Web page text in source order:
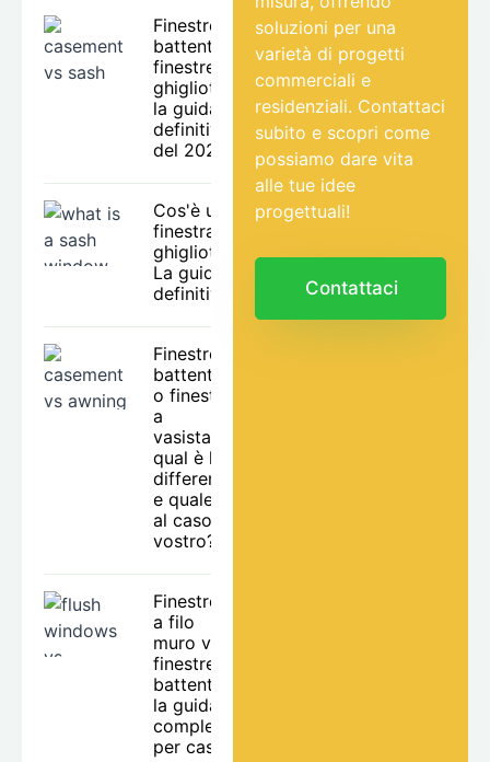
Finestre a
battente o
finestre a
ghigliottina:
la guida
definitiva
del 2026
Cos'è una
finestra a
ghigliottina?
La guida
definitiva.
Finestre a
battente
o finestre
a
vasistas:
qual è la
differenza
e quale fa
al caso
vostro?
Finestre
a filo
muro vs
finestre a
battente:
la guida
completa
per case
soluzioni per una
varietà di progetti
commerciali e
residenziali. Contattaci
subito e scopri come
possiamo dare vita
alle tue idee
progettuali!
Contattaci